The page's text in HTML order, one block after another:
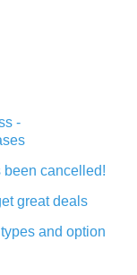
-
been cancelled!
great deals
and option
on